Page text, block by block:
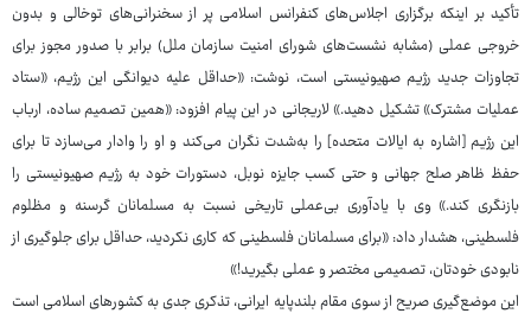
تأکید بر اینکه برگزاری اجلاس‌های کنفرانس اسلامی پر از سخنرانی‌های توخالی و بدون
خروجی عملی (مشابه نشست‌های شورای امنیت سازمان ملل) برابر با صدور مجوز برای
تجاوزات جدید رژیم صهیونیستی است، نوشت: «حداقل علیه دیوانگی این رژیم، «ستاد
عملیات مشترک» تشکیل دهید.» لاریجانی در این پیام افزود: «همین تصمیم ساده، ارباب
این رژیم [اشاره به ایالات متحده] را به‌شدت نگران می‌کند و او را وادار می‌سازد تا برای
حفظ ظاهر صلح جهانی و حتی کسب جایزه نوبل، دستورات خود به رژیم صهیونیستی را
بازنگری کند.» وی با یادآوری بی‌عملی تاریخی نسبت به مسلمانان گرسنه و مظلوم
فلسطینی، هشدار داد: «برای مسلمانان فلسطینی که کاری نکردید، حداقل برای جلوگیری از
نابودی خودتان، تصمیمی مختصر و عملی بگیرید!»
این موضع‌گیری صریح از سوی مقام بلندپایه ایرانی، تذکری جدی به کشورهای اسلامی است